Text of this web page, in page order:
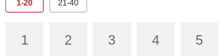
1-20 21-40
1 2 3 4 5